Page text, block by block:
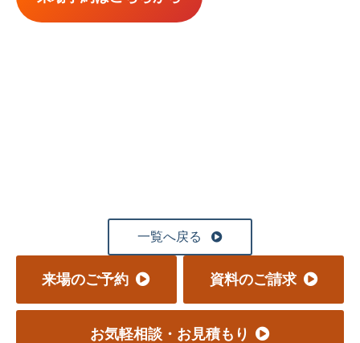
一覧へ戻る
来場のご予約
お気軽相談・お見積もり
資料のご請求